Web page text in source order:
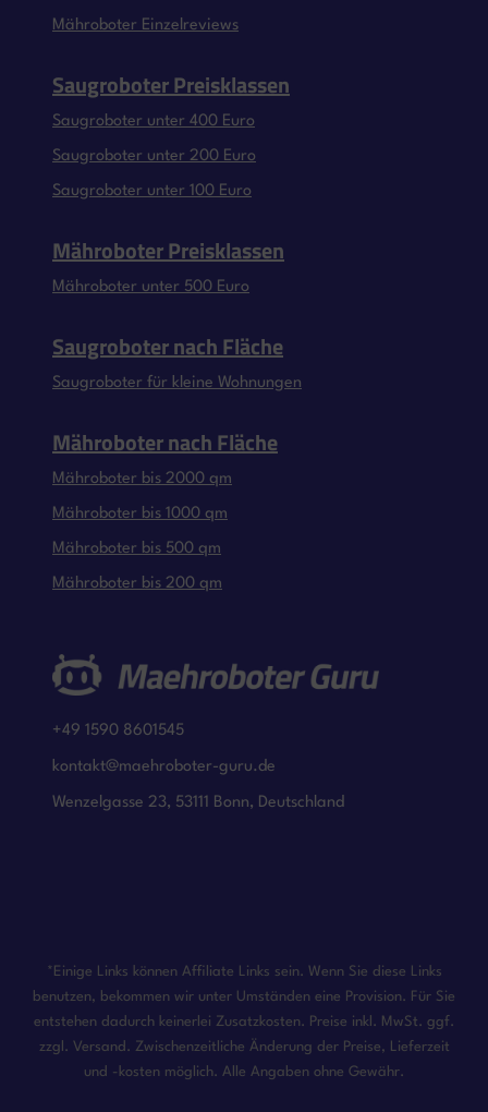
Mähroboter Einzelreviews
Saugroboter Preisklassen
Saugroboter unter 400 Euro
Saugroboter unter 200 Euro
Saugroboter unter 100 Euro
Mähroboter Preisklassen
Mähroboter unter 500 Euro
Saugroboter nach Fläche
Saugroboter für kleine Wohnungen
Mähroboter nach Fläche
Mähroboter bis 2000 qm
Mähroboter bis 1000 qm
Mähroboter bis 500 qm
Mähroboter bis 200 qm
+49 1590 8601545
kontakt@maehroboter-guru.de
Wenzelgasse 23, 53111 Bonn, Deutschland
*Einige Links können Affiliate Links sein. Wenn Sie diese Links
benutzen, bekommen wir unter Umständen eine Provision. Für Sie
entstehen dadurch keinerlei Zusatzkosten. Preise inkl. MwSt. ggf.
zzgl. Versand. Zwischenzeitliche Änderung der Preise, Lieferzeit
und -kosten möglich. Alle Angaben ohne Gewähr.